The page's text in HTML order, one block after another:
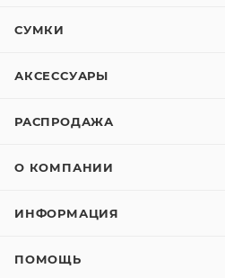
СУМКИ
АКСЕССУАРЫ
РАСПРОДАЖА
О КОМПАНИИ
ИНФОРМАЦИЯ
ПОМОЩЬ